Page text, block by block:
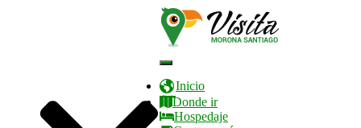
Cambiar
modo
de
navegación
Inicio
Donde ir
Hospedaje